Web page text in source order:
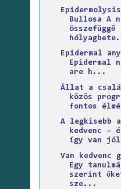
Epidermolysis
Bullosa A
összefüggő
Epidermal
Epidermal
are h...
Állat a
közös
fontos
A legkisebb a
kedvenc –
így van
Van kedvenc
Egy
szerint
sze...